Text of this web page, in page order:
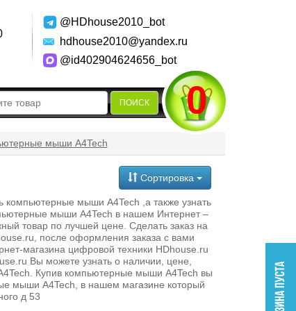
@HDhouse2010_bot
hdhouse2010@yandex.ru
@id402904624656_bot
ПОИСК 0
мыши A4Tech
Сортировка
мыши A4Tech ,а также узнать
мыши A4Tech в нашем Интернет –
товар по лучшей цене. Сделать заказ на
после оформления заказа с вами
магазина цифровой техники HDhouse.ru
Вы можете узнать о наличии, цене,
Купив компьютерные мыши A4Tech вы
мыши A4Tech, в нашем магазине который
д 53